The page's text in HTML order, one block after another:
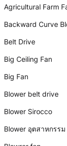
Agricultural Farm
Backward Curve
Belt Drive
Big Ceiling Fan
Big Fan
Blower belt drive
Blower Sirocco
Blower อุตสาหกรรม